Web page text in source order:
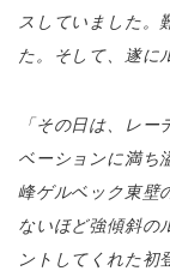
スしていました。
た。そして、遂に
「その日は、レ
ベーションに満ち
峰ゲルベック東壁
ないほど強傾斜の
ントしてくれた初